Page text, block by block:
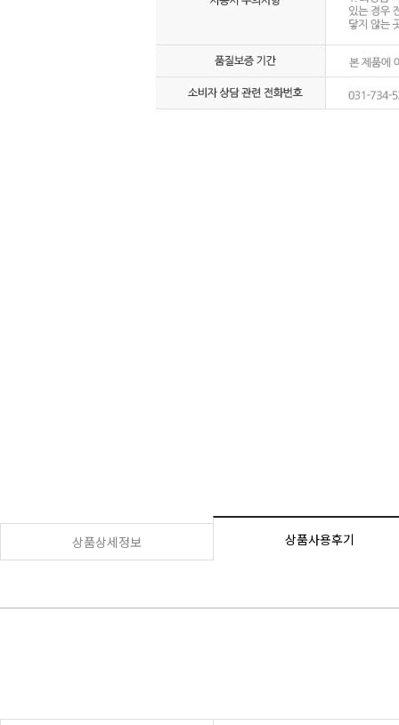
상품상세정보 상품사용후기